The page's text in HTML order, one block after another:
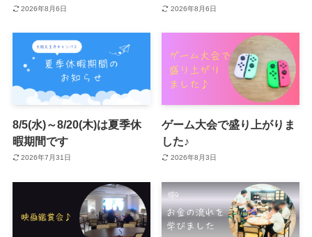
2026年8月6日 2026年8月6日
8/5(水)～8/20(木)は夏季休
暇期間です
2026年7月31日
ゲーム大会で盛り上がりま
した♪
2026年8月3日